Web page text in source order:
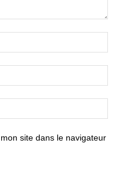
site dans le navigateur